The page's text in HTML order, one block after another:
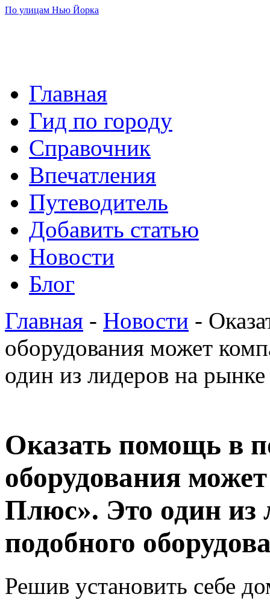
По улицам Нью Йорка
Главная
Гид по городу
Справочник
Впечатления
Путеводитель
Добавить статью
Новости
Блог
Главная - Новости -
оборудования может
один из лидеров на
Оказать помощь в
оборудования
Плюс». Это один из
подобного
Решив установить себе